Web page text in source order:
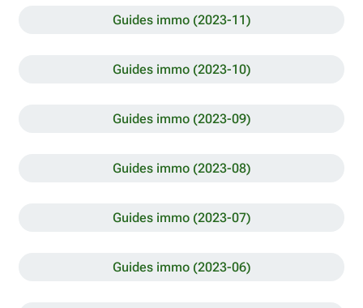
Guides immo (2023-11)
Guides immo (2023-10)
Guides immo (2023-09)
Guides immo (2023-08)
Guides immo (2023-07)
Guides immo (2023-06)